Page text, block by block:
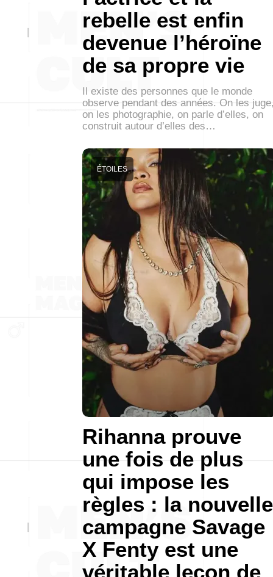
rebelle est enfin
devenue l’héroïne
de sa propre vie
Il existe des personnes que le monde
observe pendant des années. On les
on les photographie, on parle d’elles, on
construit autour d’elles des…
Rihanna prouve
une fois de plus
qui impose les
règles : la nouvelle
campagne Savage
X Fenty est une
véritable leçon de
ÉTOILES